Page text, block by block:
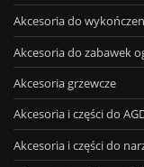
Akcesoria do
Akcesoria do zabawek
Akcesoria grzewcze
Akcesoria i części do
Akcesoria i części do